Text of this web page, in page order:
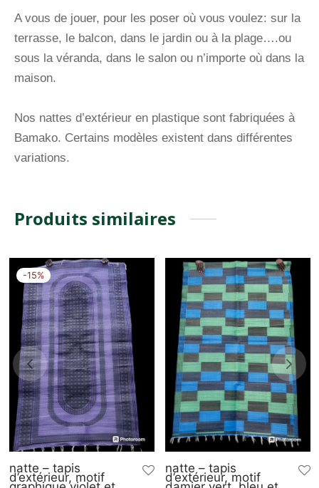
A vous de jouer, pour les poser où vous voulez: sur la
terrasse, le balcon, dans le jardin ou à la plage….ou
sous la véranda, dans le salon ou n’importe où dans la
maison.
Nos nattes d’extérieur en plastique sont fabriquées à
Bamako. Certains modèles existent dans différentes
variations.
Produits similaires
-15%
natte – tapis
d’extérieur, motif
natte – tapis
d’extérieur, motif